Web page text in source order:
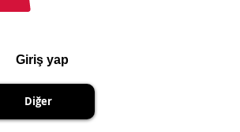
Giriş yap
Diğer